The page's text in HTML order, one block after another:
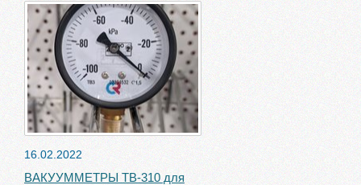
16.02.2022
ВАКУУММЕТРЫ ТВ-310 для